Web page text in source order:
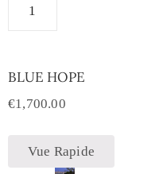
BLUE HOPE
€1,700.00
Vue Rapide